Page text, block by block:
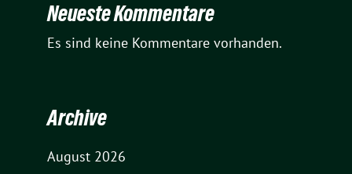
Neueste Kommentare
Es sind keine Kommentare vorhanden.
Archive
August 2026